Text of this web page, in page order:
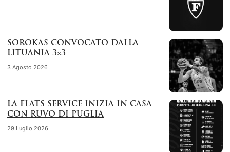
SOROKAS CONVOCATO DALLA
LITUANIA 3×3
3 Agosto 2026
LA FLATS SERVICE INIZIA IN CASA
CON RUVO DI PUGLIA
29 Luglio 2026